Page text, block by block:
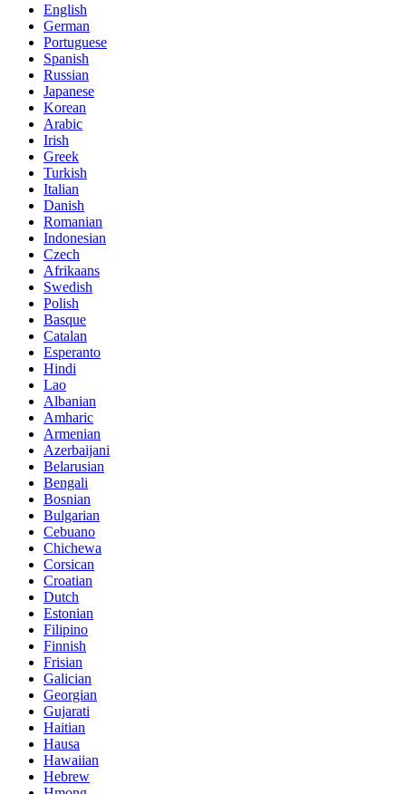
English
German
Portuguese
Spanish
Russian
Japanese
Korean
Arabic
Irish
Greek
Turkish
Italian
Danish
Romanian
Indonesian
Czech
Afrikaans
Swedish
Polish
Basque
Catalan
Esperanto
Hindi
Lao
Albanian
Amharic
Armenian
Azerbaijani
Belarusian
Bengali
Bosnian
Bulgarian
Cebuano
Chichewa
Corsican
Croatian
Dutch
Estonian
Filipino
Finnish
Frisian
Galician
Georgian
Gujarati
Haitian
Hausa
Hawaiian
Hebrew